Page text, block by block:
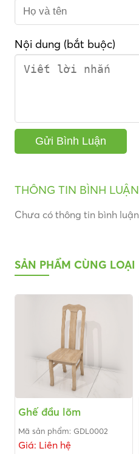
Nội dung (bắt buộc)
THÔNG TIN BÌNH LUẬN
Chưa có thông tin bình luận
SẢN PHẨM CÙNG LOẠI
Ghế đầu lõm
Mã sản phẩm: GDL0002
Giá: Liên hệ